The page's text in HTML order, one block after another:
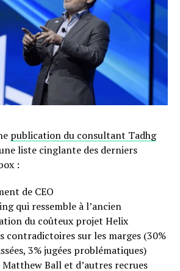
publication du consultant Tadhg
liste cinglante des derniers
:
de CEO
qui ressemble à l’ancien
du coûteux projet Helix
contradictoires sur les marges (30%
3% jugées problématiques)
Matthew Ball et d’autres recrues